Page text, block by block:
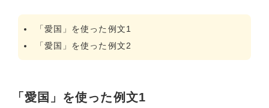
「愛国」を使った例文1
「愛国」を使った例文2
「愛国」を使った例文1